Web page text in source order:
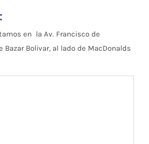
en la Av. Francisco de
Bazar Bolivar, al lado de MacDonalds